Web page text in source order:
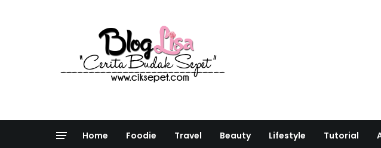
Home Foodie Travel Beauty Lifestyle Tutorial